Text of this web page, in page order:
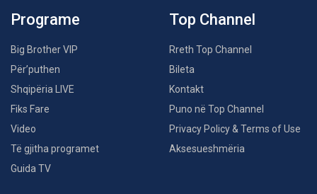
Programe
Big Brother VIP
Për’puthen
Shqipëria LIVE
Fiks Fare
Video
Të gjitha programet
Guida TV
Top Channel
Rreth Top Channel
Bileta
Kontakt
Puno në Top Channel
Privacy Policy & Terms of Use
Aksesueshmëria